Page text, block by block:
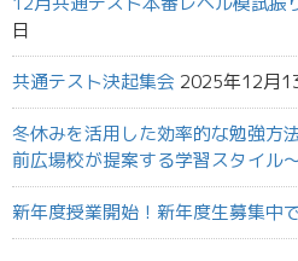
日
共通テスト決起集会 2025年12月
冬休みを活用した効率的な勉強方
前広場校が提案する学習スタイル
新年度授業開始！新年度生募集中